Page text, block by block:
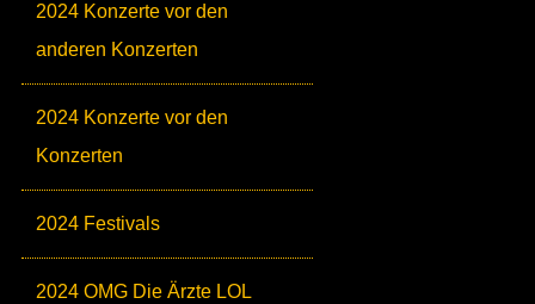
2024 Konzerte vor den
anderen Konzerten
2024 Konzerte vor den
Konzerten
2024 Festivals
2024 OMG Die Ärzte LOL